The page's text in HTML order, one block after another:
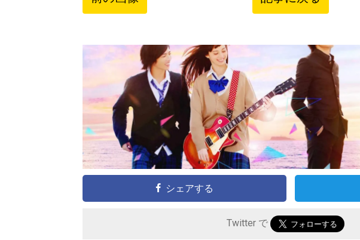
シェアする
Twitter で